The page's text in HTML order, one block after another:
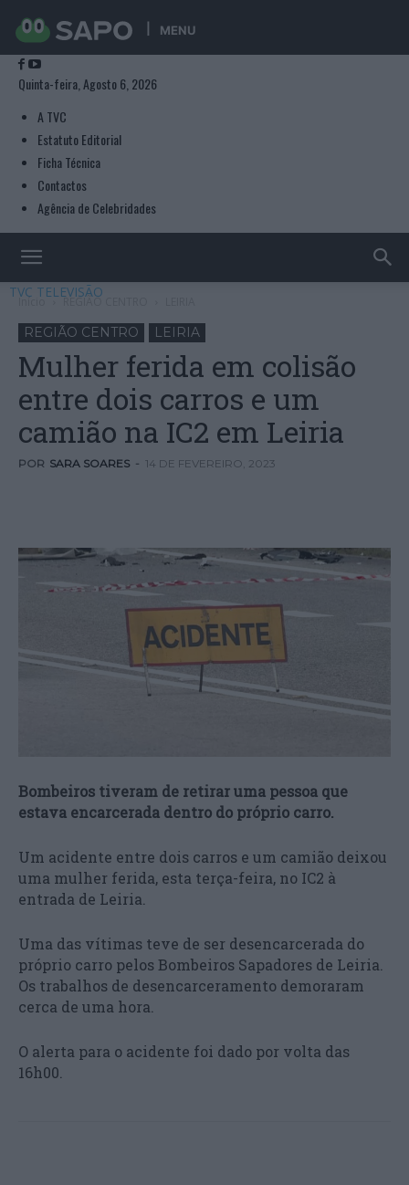
MENU
Quinta-feira, Agosto 6, 2026
A TVC
Estatuto Editorial
Ficha Técnica
Contactos
Agência de Celebridades
TVC TELEVISÃO
Início REGIÃO CENTRO
REGIÃO CENTRO LEIRIA
Mulher ferida em colisão
entre dois carros e um
camião na IC2 em Leiria
POR SARA SOARES - 14 DE FEVEREIRO, 2023
Bombeiros tiveram de retirar uma pessoa que
estava encarcerada dentro do próprio carro.
Um acidente entre dois carros e um camião deixou
uma mulher ferida, esta terça-feira, no IC2 à
entrada de Leiria.
Uma das vítimas teve de ser desencarcerada do
próprio carro pelos Bombeiros Sapadores de Leiria.
Os trabalhos de desencarceramento demoraram
cerca de uma hora.
O alerta para o acidente foi dado por volta das
16h00.